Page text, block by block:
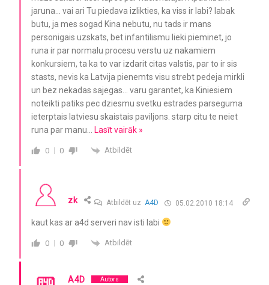
jaruna… vai ari Tu piedava izlikties, ka viss ir labi? labak
butu, ja mes sogad Kina nebutu, nu tads ir mans
personigais uzskats, bet infantilismu lieki pieminet, jo
runa ir par normalu procesu verstu uz nakamiem
konkursiem, ta ka to var izdarit citas valstis, par to ir sis
stasts, nevis ka Latvija pienemts visu strebt pedeja mirkli
un bez nekadas sajegas… varu garantet, ka Kiniesiem
noteikti patiks pec dziesmu svetku estrades parseguma
ieterptais latviesu skaistais paviljons. starp citu te neiet
runa par manu… Lasīt vairāk »
0 0 Atbildēt
zk Atbildēt uzA4D 05.02.2010 18:14
kaut kas ar a4d serveri nav isti labi
0 0 Atbildēt
A4D Autors